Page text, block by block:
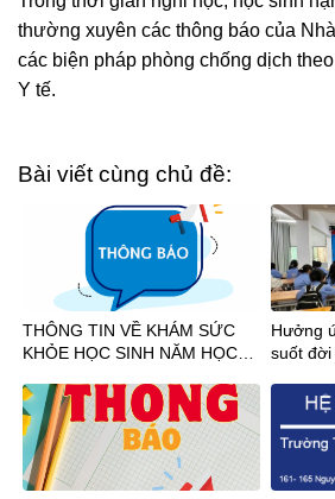
thường xuyên các thông báo của
các biện pháp phòng chống dịch
Y tế.
Bài viết cùng chủ đề:
THÔNG TIN VỀ KHÁM SỨC
KHỎE HỌC SINH NĂM HỌC
Hưởng
suốt